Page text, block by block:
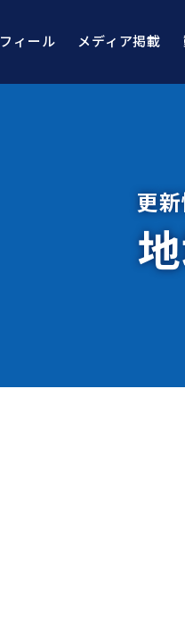
ィール メディア掲載
更